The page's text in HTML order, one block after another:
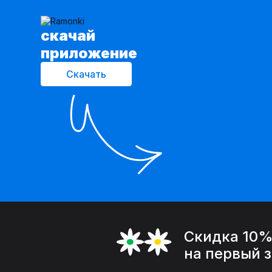
cкачай
приложение
Скачать
Скидка 10%
на первый